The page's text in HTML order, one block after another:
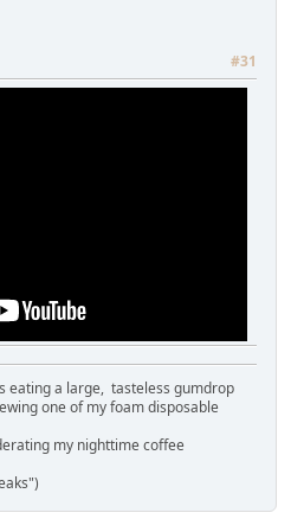
#31
eating a large, tasteless gumdrop
one of my foam disposable
my nighttime coffee